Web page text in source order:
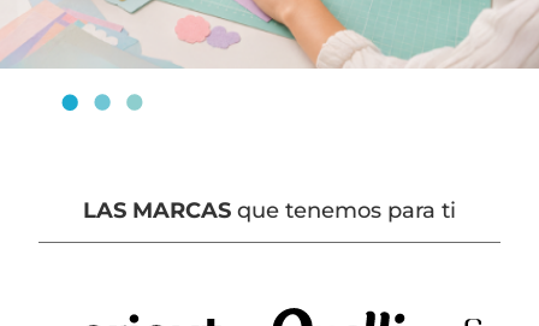
LAS MARCAS que tenemos para ti